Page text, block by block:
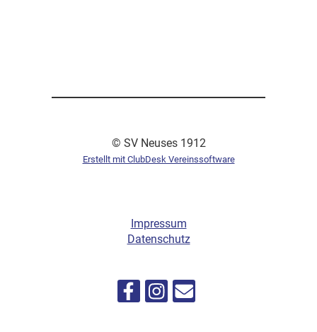
© SV Neuses 1912
Erstellt mit ClubDesk Vereinssoftware
Impressum
Datenschutz